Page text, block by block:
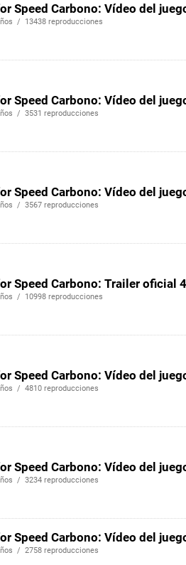
Speed Carbono: Vídeo del
/ 13438 reproducciones
Speed Carbono: Vídeo del
/ 3531 reproducciones
Speed Carbono: Vídeo del
/ 3567 reproducciones
Speed Carbono: Trailer oficial 4
/ 10998 reproducciones
Speed Carbono: Vídeo del
/ 4810 reproducciones
Speed Carbono: Vídeo del
/ 3234 reproducciones
Speed Carbono: Vídeo del
/ 2758 reproducciones